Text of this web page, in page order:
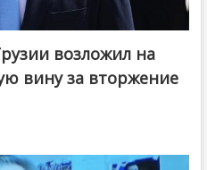
возложил на
вину за вторжение